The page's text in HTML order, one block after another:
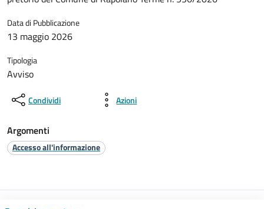
Data di Pubblicazione
13 maggio 2026
Tipologia
Avviso
Condividi Azioni
Argomenti
Accesso all'informazione